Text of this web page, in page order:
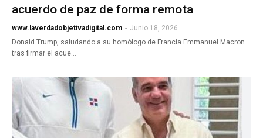
acuerdo de paz de forma remota
www.laverdadobjetivadigital.com - Junio 18, 2026
Donald Trump, saludando a su homólogo de Francia Emmanuel Macron
tras firmar el acue…